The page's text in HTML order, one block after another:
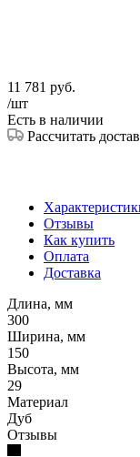
11 781 руб.
/шт
Есть в наличии
Рассчитать
Отзывы
Как купить
Оплата
Доставка
Длина, мм
300
Ширина, мм
150
Высота, мм
29
Материал
Дуб
Отзывы